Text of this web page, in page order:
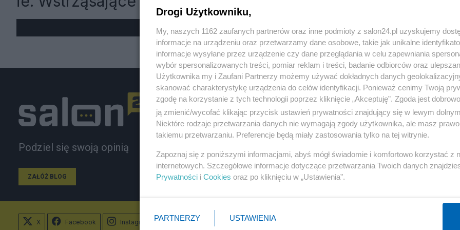
« WRÓĆ DO NOTKI
Podziel się swoją opinią
ZAŁÓŻ BLOG
Polityka
Rosja
PiS
Prezydent
NATO
Gospodarka
Biznes
Pieniądze
Inwestycje
Podatki
X Facebook Instagram
Drogi Użytkowniku,
My, naszych 1162 zaufanych partnerów oraz inne podmioty z salon24.pl uzyskujemy
informacje na urządzeniu oraz przetwarzamy dane osobowe, takie jak unikalne
informacje wysyłane przez urządzenie czy dane przeglądania w celu zapewniania
wybór spersonalizowanych treści, pomiar reklam i treści, badanie odbiorców oraz
Użytkownika my i Zaufani Partnerzy możemy używać dokładnych danych
skanować charakterystykę urządzenia do celów identyfikacji. Ponieważ cenimy Twoją
zgodę na korzystanie z tych technologii poprzez kliknięcie „Akceptuję”. Zgoda jest
ją zmienić/wycofać klikając przycisk ustawień prywatności znajdujący się w lewym
Niektóre rodzaje przetwarzania danych nie wymagają zgody użytkownika, ale masz
takiemu przetwarzaniu. Preferencje będą miały zastosowania tylko na tej witrynie.
Zapoznaj się z poniższymi informacjami, abyś mógł świadomie i komfortowo korzystać z
internetowych. Szczegółowe informacje dotyczące przetwarzania Twoich danych
Prywatności i Cookies oraz po kliknięciu w „Ustawienia”.
PARTNERZY USTAWIENIA